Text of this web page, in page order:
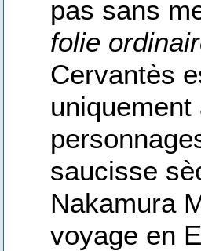
pas sans
folie
Cervantès
saucisse
Nakamura
voyage en